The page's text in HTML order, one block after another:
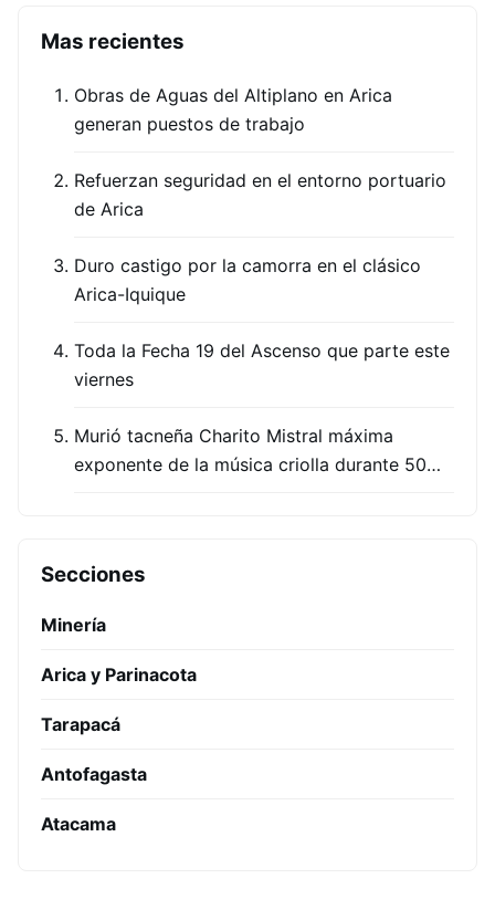
Mas recientes
Obras de Aguas del Altiplano en Arica
generan puestos de trabajo
Refuerzan seguridad en el entorno portuario
de Arica
Duro castigo por la camorra en el clásico
Arica-Iquique
Toda la Fecha 19 del Ascenso que parte este
viernes
Murió tacneña Charito Mistral máxima
exponente de la música criolla durante 50…
Secciones
Minería
Arica y Parinacota
Tarapacá
Antofagasta
Atacama